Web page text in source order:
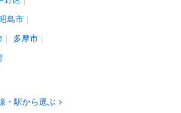
島市
多摩市
・駅から選ぶ